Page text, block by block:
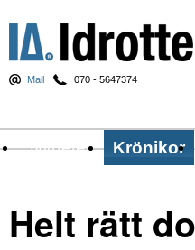
Mail 070 - 5647374
Nyheter Krönikor
Helt rätt